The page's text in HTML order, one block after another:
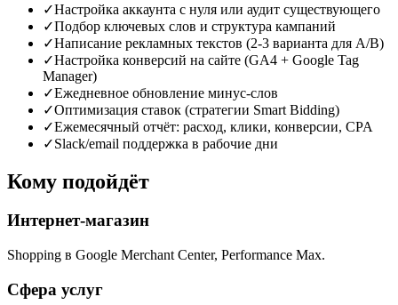
✓Настройка аккаунта с нуля или аудит существующего
✓Подбор ключевых слов и структура кампаний
✓Написание рекламных текстов (2-3 варианта для A/B)
✓Настройка конверсий на сайте (GA4 + Google Tag
Manager)
✓Ежедневное обновление минус-слов
✓Оптимизация ставок (стратегии Smart Bidding)
✓Ежемесячный отчёт: расход, клики, конверсии, CPA
✓Slack/email поддержка в рабочие дни
Кому подойдёт
Интернет-магазин
Shopping в Google Merchant Center, Performance Max.
Сфера услуг